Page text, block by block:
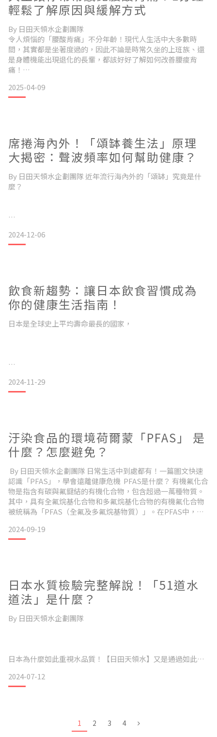
研究發現膳食纖維，雖然無法直接被人體消化吸收，
但也正因為如此，對維持身體健康是至關重要的營養素。
根據特性不同被分為兩種，並沒有優劣之分，
兩者對身體都有互助保健的作用，應均衡飲食才能兩種都攝取
難消化性麥芽糊精，是什麼?
輕鬆了解原因與緩解方式
By 日田天領水企劃團隊
令人煩惱的「腰酸背痛」不分年齡！現代人生活中大多數時
間，其實都是坐著度過的，因此不論是時常久坐的上班族、還
是身體機能出現退化的長輩，都該好好了解如何改善腰痠背
痛！
繃的狀態。坐姿不良也會使頸椎與腰椎承受壓力、改變了脊椎
弧度並增加椎間盤的壓力。嚴重時會造成椎間盤突出，最後導
2025-04-09
席捲海內外！「頌缽養生法」原理
大揭密：聲波頻率如何幫助健康？
By 日田天領水企劃團隊 近年流行海內外的「頌缽」究竟是什
麼？
一、頌缽是什麼？頌缽源自於千年前的喜瑪拉雅山區，除了宗
共通點是它所發出的許多聲波頻率，特別是人耳幾乎無法辨識
的高頻泛音，可以繞過人的意識而直接和大腦
2024-12-06
飲食新趨勢：讓日本飲食習慣成為
你的健康生活指南！
日本是全球史上平均壽命最長的國家，
今天就來揭秘日本有哪些獨特的飲食秘訣，讓我們在台灣也能
輕鬆效仿吧！ 日本飲食文化中重要的茶道已有1000年以上的歷
史，
綠茶中含有茶多酚及兒茶素，適當適量飲用，對身體健康的維
持就有許多益處。
日本消費者廳認證，小綠人標章特定保健用食品，嚴選日本國
2024-11-29
汙染食品的環境荷爾蒙「PFAS」 是
什麼？怎麼避免？
By 日田天領水企劃團隊 日常生活中到處都有！一篇圖文快速
認識「PFAS」，學會遠離健康危機 PFAS是什麼？ 有機氟化合
物是指含有碳與氟鍵結的有機化合物，包含超過一萬種物質。
其中，具有全氟烷基化合物和多氟烷基化合物的有機氟化合物
被統稱為「PFAS（全氟及多氟烷基物質）」。在PFAS中，
於防水劑、表面處理劑、乳化劑、滅火劑、塗層劑、以及衣
物、食品包裝、電子設備、滅火器、炊具等。
然而，近年來人們發現這些物質對環境和健康存在一些
2024-09-19
日本水質檢驗完整解說！「51道水
道法」是什麼？
By 日田天領水企劃團隊
日本為什麼如此重視水品質！【日田天領水】又是通過如此嚴
大家到日本各地觀光時，應該都有聽說過
這可是日本經歷非常艱辛的水道整治工程，所得來不易的成果
2024-07-12
1 2 3 4